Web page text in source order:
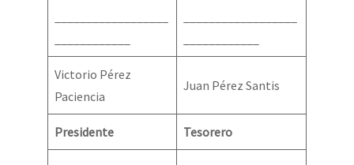
Victorio Pérez
Paciencia
Juan Pérez Santis
Presidente Tesorero